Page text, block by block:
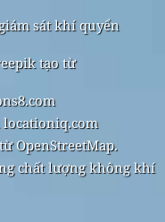
sát khí quyển
tạo từ
locationiq.com
OpenStreetMap.
chất lượng không khí